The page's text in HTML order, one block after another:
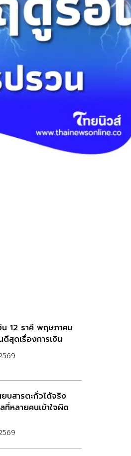
น 12 ราศี พฤษภาคม
สุดเรื่องการเงิน
บสารตะกั่วได้จริง
หลายคนเข้าใจผิด